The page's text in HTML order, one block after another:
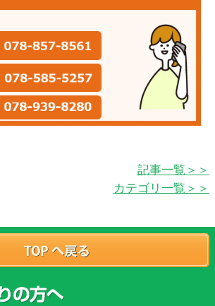
記事一覧＞＞
カテゴリ一覧＞＞